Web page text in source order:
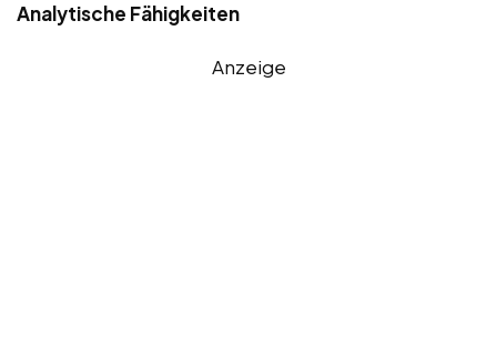
Analytische Fähigkeiten
Anzeige